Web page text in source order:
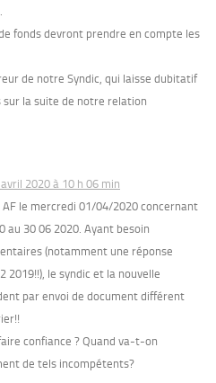
fonds devront prendre en compte les
de notre Syndic, qui laisse dubitatif
sur la suite de notre relation
2020 à 10 h 06 min
AF le mercredi 01/04/2020 concernant
au 30 06 2020. Ayant besoin
(notamment une réponse
2019!!), le syndic et la nouvelle
par envoi de document différent
confiance ? Quand va-t-on
de tels incompétents?